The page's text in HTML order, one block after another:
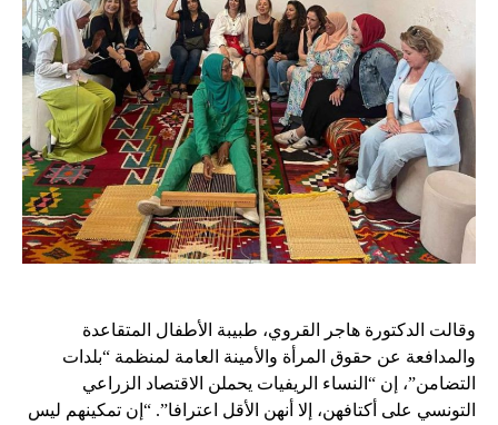
وقالت الدكتورة هاجر القروي، طبيبة الأطفال المتقاعدة
والمدافعة عن حقوق المرأة والأمينة العامة لمنظمة “بلدات
التضامن”، إن “النساء الريفيات يحملن الاقتصاد الزراعي
التونسي على أكتافهن، إلا أنهن الأقل اعترافا”. “إن تمكينهم ليس